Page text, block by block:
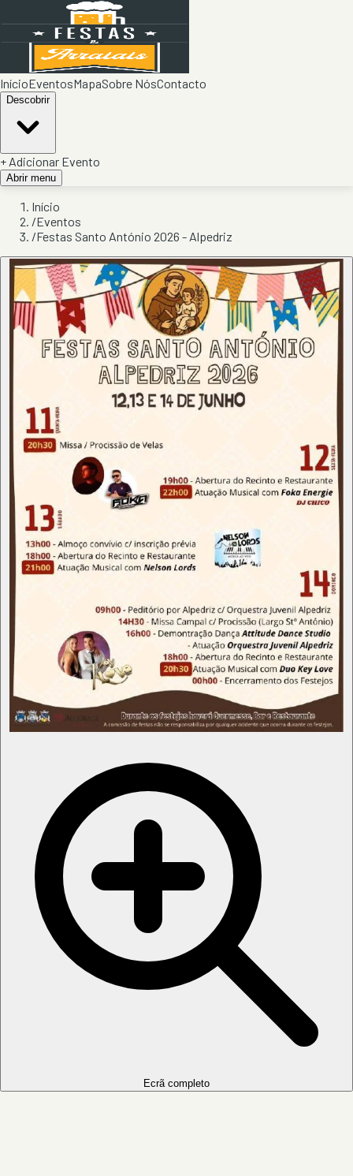
InícioEventosMapaSobre NósContacto
Descobrir
+ Adicionar Evento
Abrir menu
Início
/Eventos
/Festas Santo António 2026 - Alpedriz
Ecrã completo